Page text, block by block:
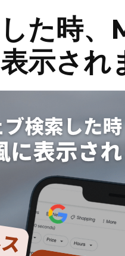
た時
示され